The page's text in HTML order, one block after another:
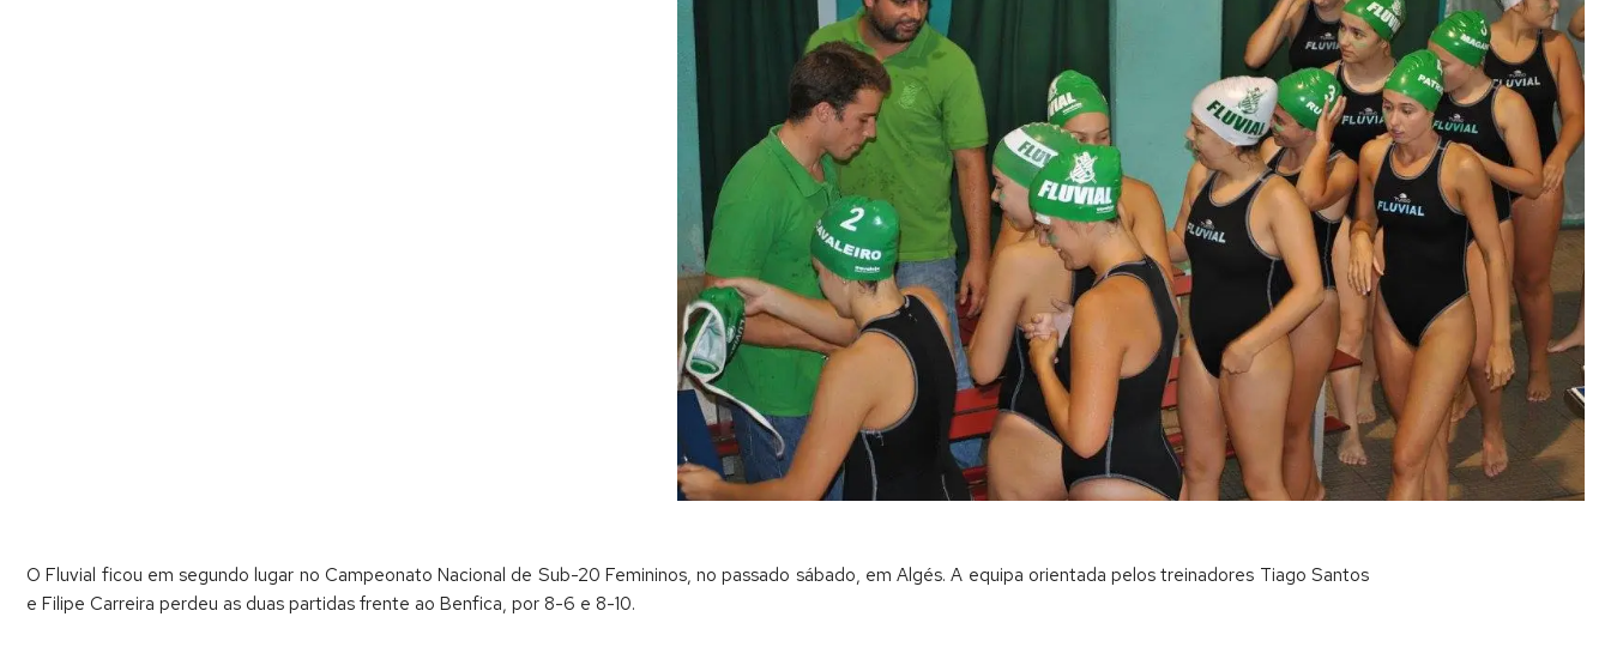
O Fluvial ficou em segundo lugar no Campeonato Nacional de Sub-20 Femininos, no passado sábado, em Algés. A equipa orientada pelos treinadores Tiago Santos
e Filipe Carreira perdeu as duas partidas frente ao Benfica, por 8-6 e 8-10.